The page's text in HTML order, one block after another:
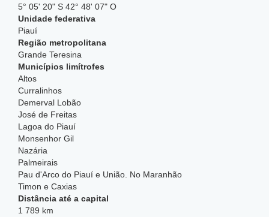
5° 05' 20" S 42° 48' 07" O
Unidade federativa
Piauí
Região metropolitana
Grande Teresina
Municípios limítrofes
Altos
Curralinhos
Demerval Lobão
José de Freitas
Lagoa do Piauí
Monsenhor Gil
Nazária
Palmeirais
Pau d'Arco do Piauí e União. No Maranhão
Timon e Caxias
Distância até a capital
1 789 km